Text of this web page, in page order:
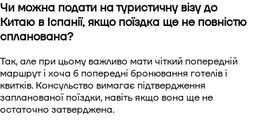
Чи можна подати на туристичну візу до
Китаю в Іспанії, якщо поїздка ще не повністю
спланована?
Так, але при цьому важливо мати чіткий попередній
маршрут і хоча б попередні бронювання готелів і
квитків. Консульство вимагає підтвердження
запланованої поїздки, навіть якщо вона ще не
остаточно затверджена.